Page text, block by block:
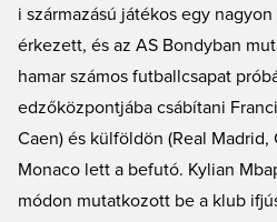
i származású játékos egy nagyon
érkezett, és az AS Bondyban
hamar számos futballcsapat
edzőközpontjába csábítani
Caen) és külföldön (Real Madrid,
Monaco lett a befutó. Kylian
módon mutatkozott be a klub